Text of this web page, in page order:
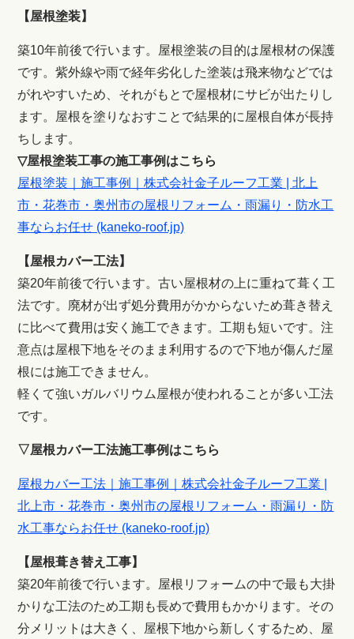
【屋根塗装】
築10年前後で行います。屋根塗装の目的は屋根材の保護
です。紫外線や雨で経年劣化した塗装は飛来物などでは
がれやすいため、それがもとで屋根材にサビが出たりし
ます。屋根を塗りなおすことで結果的に屋根自体が長持
ちします。
▽屋根塗装工事の施工事例はこちら
屋根塗装｜施工事例｜株式会社金子ルーフ工業 | 北上
市・花巻市・奥州市の屋根リフォーム・雨漏り・防水工
事ならお任せ (kaneko-roof.jp)
【屋根カバー工法】
築20年前後で行います。古い屋根材の上に重ねて葺く工
法です。廃材が出ず処分費用がかからないため葺き替え
に比べて費用は安く施工できます。工期も短いです。注
意点は屋根下地をそのまま利用するので下地が傷んだ屋
根には施工できません。
軽くて強いガルバリウム屋根が使われることが多い工法
です。
▽屋根カバー工法施工事例はこちら
屋根カバー工法｜施工事例｜株式会社金子ルーフ工業 |
北上市・花巻市・奥州市の屋根リフォーム・雨漏り・防
水工事ならお任せ (kaneko-roof.jp)
【屋根葺き替え工事】
築20年前後で行います。屋根リフォームの中で最も大掛
かりな工法のため工期も長めで費用もかかります。その
分メリットは大きく、屋根下地から新しくするため、屋